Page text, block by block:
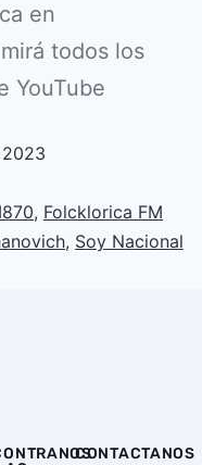
en
todos los
YouTube
, Folcklorica FM
, Soy Nacional
CONTACTANOS